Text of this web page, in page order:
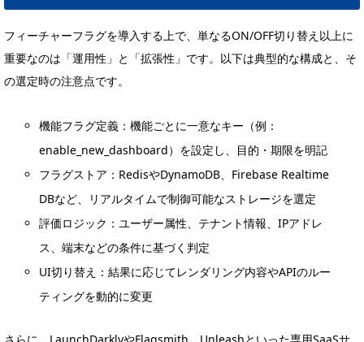
フィーチャーフラグを導入する上で、単なるON/OFF切り替え以上に
重要なのは「運用性」と「拡張性」です。以下は典型的な構成と、そ
の選定時の注意点です。
機能フラグ定義：機能ごとに一意なキー（例：
enable_new_dashboard）を設定し、目的・期限を明記
フラグストア：RedisやDynamoDB、Firebase Realtime
DBなど、リアルタイムで制御可能なストレージを選定
評価ロジック：ユーザー属性、テナント情報、IPアドレ
ス、端末などの条件に基づく判定
UI切り替え：結果に応じてレンダリング内容やAPIのルー
ティングを動的に変更